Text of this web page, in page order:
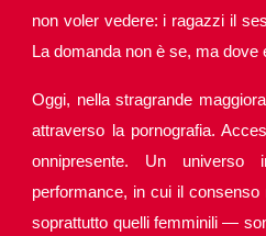
non voler vedere: i ragazzi il
La domanda non è se, ma dove
Oggi, nella stragrande
attraverso la pornografia.
onnipresente. Un
performance, in cui il
soprattutto quelli femminili —